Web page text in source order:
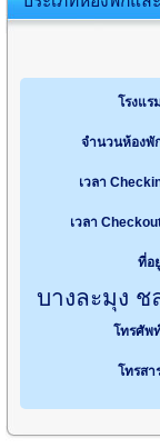
โรงแร
จำนวนห้องพั
เวลา
เวลา
ที่อ
บางละมุง ช
โทรศัพ
โทรสา